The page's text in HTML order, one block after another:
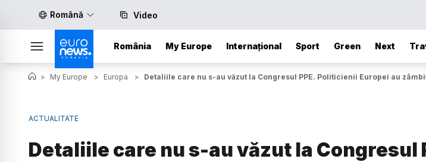
Română Video
România My Europe Internațional Sport Green Next
> My Europe > Europa > Detaliile care nu s-au văzut la Congresul PPE. Politicienii Europei au
ACTUALITATE
Detaliile care nu s-au văzut la Congresul